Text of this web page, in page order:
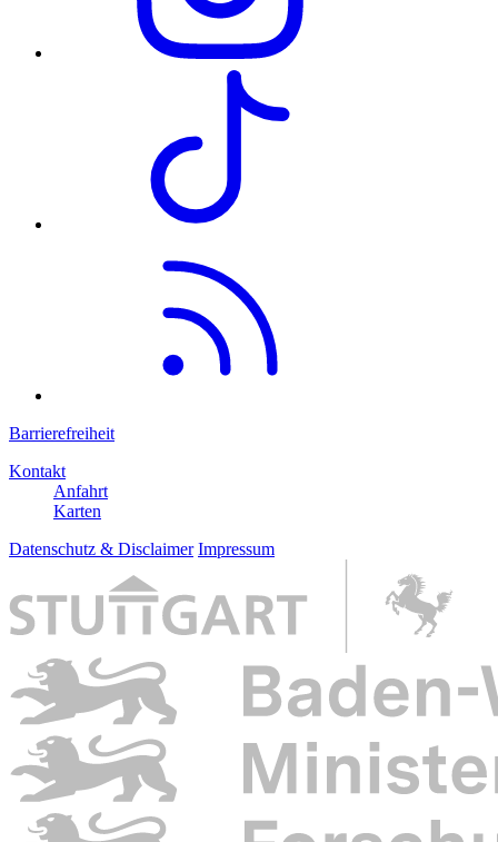
Barrierefreiheit
Kontakt
Anfahrt
Karten
Datenschutz & Disclaimer Impressum